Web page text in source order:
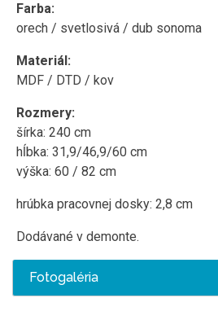
Farba:
orech / svetlosivá / dub sonoma
Materiál:
MDF / DTD / kov
Rozmery:
šírka: 240 cm
hĺbka: 31,9/46,9/60 cm
výška: 60 / 82 cm
hrúbka pracovnej dosky: 2,8 cm
Dodávané v demonte.
Fotogaléria